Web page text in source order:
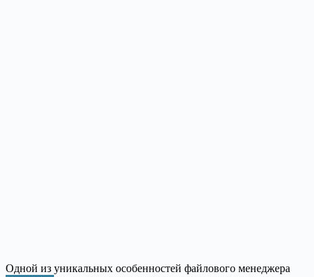
Одной из уникальных особенностей файлового менеджера